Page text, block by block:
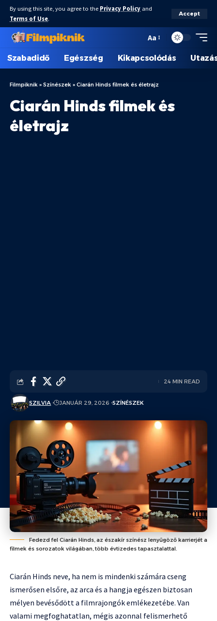
By using this site, you agree to the Privacy Policy and
Terms of Use.
Accept
Aa
Szabadidő Egészség Kikapcsolódás
Filmpiknik » Színészek » Ciarán Hinds filmek és életrajz
Ciarán Hinds filmek és
életrajz
SZILVIA JANUÁR 29, 2026 SZÍNÉSZEK
24 MIN READ
Fedezd fel Ciarán Hinds, az északír színész lenyűgöző karrierjét a
filmek és sorozatok világában, több évtizedes tapasztalattal.
Ciarán Hinds neve, ha nem is mindenki számára cseng
ismerősen elsőre, az arca és a hangja egészen biztosan
mélyen bevésődött a filmrajongók emlékezetébe. Van
valami megfoghatatlan, mégis azonnal felismerhető